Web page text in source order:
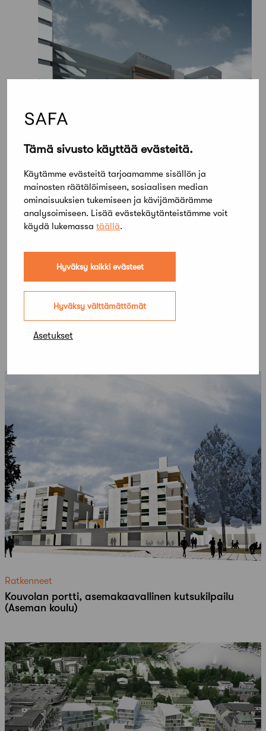
Tämä sivusto käyttää evästeitä.
Käytämme evästeitä tarjoamamme sisällön ja
mainosten räätälöimiseen, sosiaalisen median
ominaisuuksien tukemiseen ja kävijämäärämme
analysoimiseen. Lisää evästekäytänteistämme voit
käydä lukemassa täällä.
Hyväksy kaikki evästeet
Hyväksy välttämättömät
Asetukset
Lisää kilpailuja
Ratkenneet
Kouvolan portti, asemakaavallinen kutsukilpailu
(Aseman koulu)